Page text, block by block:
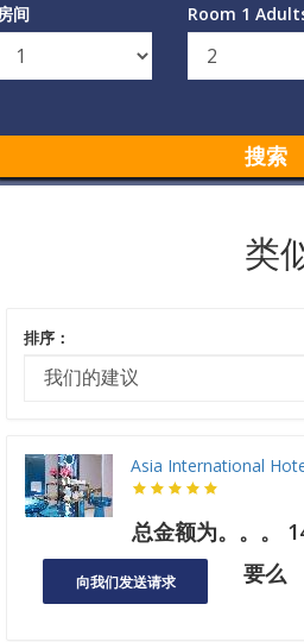
间 Room 1
搜索
类
排序：
Asia International
总金额为。。。
向我们发送请求 要么